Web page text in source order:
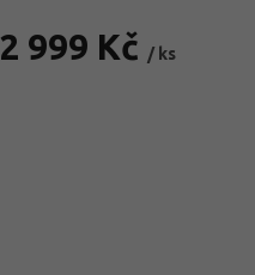
2 999 Kč / ks